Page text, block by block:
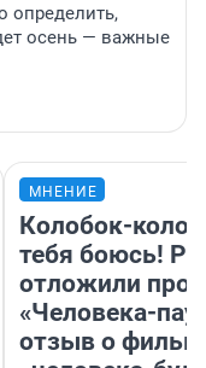
определить,
осень — важные
МНЕНИЕ
Колобок-
тебя боюсь!
отложили
«Человека-
отзыв о